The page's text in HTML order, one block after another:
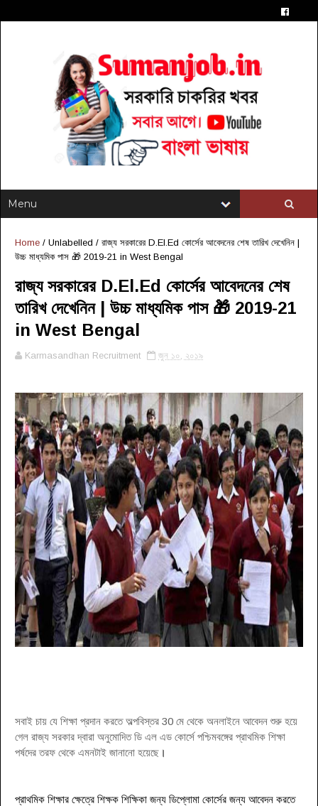
Home / Unlabelled / রাজ্য সরকারের D.El.Ed কোর্সের আবেদনের শেষ তারিখ দেখেনিন |
উচ্চ মাধ্যমিক পাস 🎁 2019-21 in West Bengal
রাজ্য সরকারের D.El.Ed কোর্সের আবেদনের শেষ
তারিখ দেখেনিন | উচ্চ মাধ্যমিক পাস 🎁 2019-21
in West Bengal
Karmasandhan Recruitment জুন ১০, ২০১৯
সবাই চায় যে শিক্ষা প্রদান করতে অল্পবিস্তর 30 মে থেকে অনলাইনে আবেদন শুরু হয়ে
গেল রাজ্য সরকার দ্বারা অনুমোদিত ডি এল এড কোর্সে পশ্চিমবঙ্গের প্রাথমিক শিক্ষা
পর্ষদের তরফ থেকে এমনটাই জানানো হয়েছে ।
প্রাথমিক শিক্ষার ক্ষেত্রে শিক্ষক শিক্ষিকা জন্য ডিপ্লোমা কোর্সের জন্য আবেদন করতে